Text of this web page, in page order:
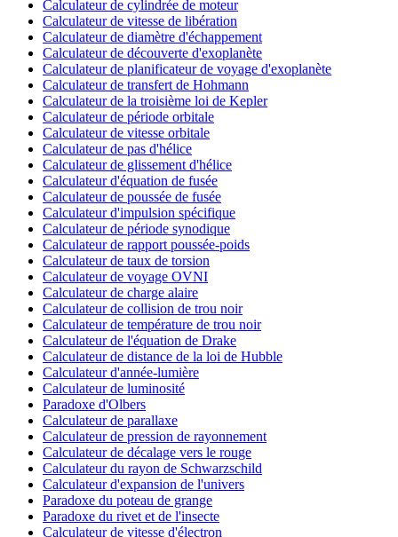
Calculateur de cylindrée de moteur
Calculateur de vitesse de libération
Calculateur de diamètre d'échappement
Calculateur de découverte d'exoplanète
Calculateur de planificateur de voyage d'exoplanète
Calculateur de transfert de Hohmann
Calculateur de la troisième loi de Kepler
Calculateur de période orbitale
Calculateur de vitesse orbitale
Calculateur de pas d'hélice
Calculateur de glissement d'hélice
Calculateur d'équation de fusée
Calculateur de poussée de fusée
Calculateur d'impulsion spécifique
Calculateur de période synodique
Calculateur de rapport poussée-poids
Calculateur de taux de torsion
Calculateur de voyage OVNI
Calculateur de charge alaire
Calculateur de collision de trou noir
Calculateur de température de trou noir
Calculateur de l'équation de Drake
Calculateur de distance de la loi de Hubble
Calculateur d'année-lumière
Calculateur de luminosité
Paradoxe d'Olbers
Calculateur de parallaxe
Calculateur de pression de rayonnement
Calculateur de décalage vers le rouge
Calculateur du rayon de Schwarzschild
Calculateur d'expansion de l'univers
Paradoxe du poteau de grange
Paradoxe du rivet et de l'insecte
Calculateur de vitesse d'électron